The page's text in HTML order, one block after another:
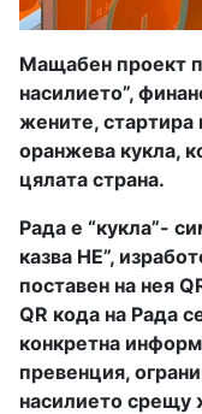
Мащабен проект
насилието”,
жените, стартира
оранжева кукла,
цялата страна.
Рада е “кукла”-
казва НЕ”,
поставен на нея
QR кода на Рада
конкретна
превенция,
насилието срещу